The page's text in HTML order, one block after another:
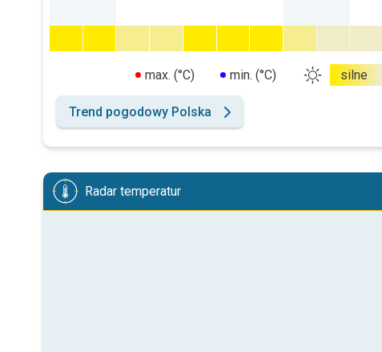
max. (°C) min. (°C) silne
Trend pogodowy Polska
Radar temperatur